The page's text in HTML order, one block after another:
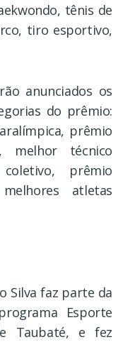
tênis de
tiro esportivo,
anunciados os
do prêmio:
prêmio
melhor técnico
prêmio
atletas
Silva faz parte da
Esporte
Taubaté, e fez